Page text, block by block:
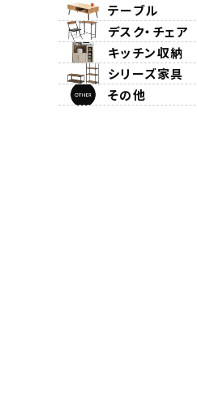
テーブル
デスク・チェア
キッチン収納
シリーズ家具
その他